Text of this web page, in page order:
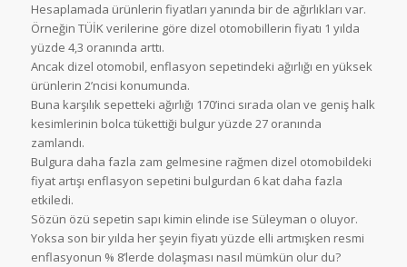
Hesaplamada ürünlerin fiyatları yanında bir de ağırlıkları var.
Örneğin TÜİK verilerine göre dizel otomobillerin fiyatı 1 yılda
yüzde 4,3 oranında arttı.
Ancak dizel otomobil, enflasyon sepetindeki ağırlığı en yüksek
ürünlerin 2’ncisi konumunda.
Buna karşılık sepetteki ağırlığı 170’inci sırada olan ve geniş halk
kesimlerinin bolca tükettiği bulgur yüzde 27 oranında
zamlandı.
Bulgura daha fazla zam gelmesine rağmen dizel otomobildeki
fiyat artışı enflasyon sepetini bulgurdan 6 kat daha fazla
etkiledi.
Sözün özü sepetin sapı kimin elinde ise Süleyman o oluyor.
Yoksa son bir yılda her şeyin fiyatı yüzde elli artmışken resmi
enflasyonun % 8’lerde dolaşması nasıl mümkün olur du?